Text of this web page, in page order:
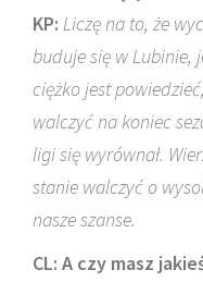
KP: Liczę na to, że
buduje się w Lubinie,
ciężko jest
walczyć na koniec
ligi się wyrównał.
stanie walczyć o
nasze szanse.
CL: A czy masz